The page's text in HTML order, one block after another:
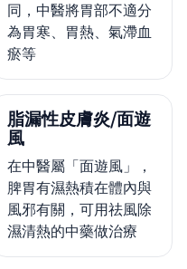
同，中醫將胃部不適分
為胃寒、胃熱、氣滯血
瘀等
脂漏性皮膚炎/面遊
風
在中醫屬「面遊風」，
脾胃有濕熱積在體內與
風邪有關，可用祛風除
濕清熱的中藥做治療